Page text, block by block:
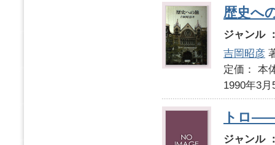
歴史へ
ジャンル
吉岡昭彦
定価：
1990年3月
トロ
ジャンル